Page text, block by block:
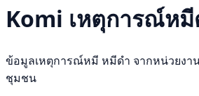
Komi เหตุการณ์ห
ข้อมูลเหตุการณ์หมี หมีดำ จากหน่วยงา
ชุมชน